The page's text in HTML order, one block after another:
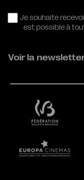
Je souhaite
est possible à
Voir la